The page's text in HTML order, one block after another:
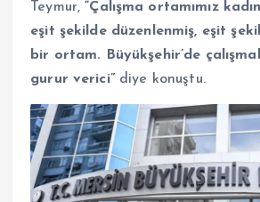
Teymur,“Çalışma ortamımız
eşit şekilde düzenlenmiş, eşit
bir ortam. Büyükşehir’de
gurur verici” diye konuştu.